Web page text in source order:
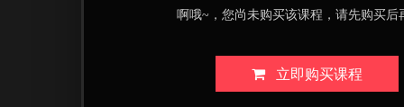
啊哦~，您尚未购买该课程，请先购买后
立即购买课程